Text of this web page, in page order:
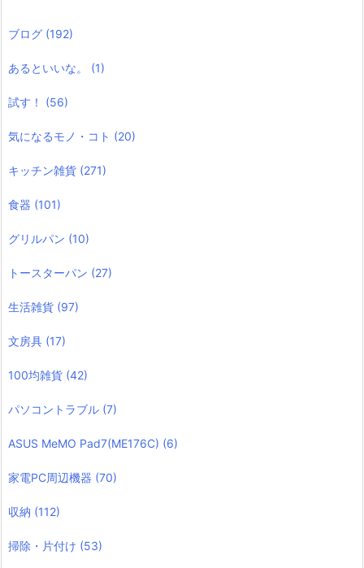
ブログ (192)
あるといいな。 (1)
試す！ (56)
気になるモノ・コト (20)
キッチン雑貨 (271)
食器 (101)
グリルパン (10)
トースターパン (27)
生活雑貨 (97)
文房具 (17)
100均雑貨 (42)
パソコントラブル (7)
ASUS MeMO Pad7(ME176C) (6)
家電PC周辺機器 (70)
収納 (112)
掃除・片付け (53)